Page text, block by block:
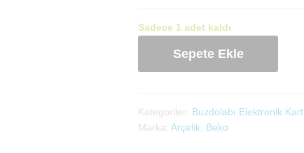
Sadece 1 adet kaldı
Buzdolabı
Display
Defolu
adet
Sepete Ekle
Kategoriler: Buzdolabı Elektronik Kart
Marka: Arçelik Beko